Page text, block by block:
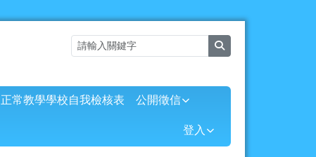
正常教學學校自我檢核表 公開徵信
登入